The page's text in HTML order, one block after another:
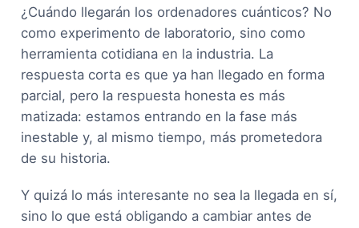
¿Cuándo llegarán los ordenadores cuánticos? No
como experimento de laboratorio, sino como
herramienta cotidiana en la industria. La
respuesta corta es que ya han llegado en forma
parcial, pero la respuesta honesta es más
matizada: estamos entrando en la fase más
inestable y, al mismo tiempo, más prometedora
de su historia.
Y quizá lo más interesante no sea la llegada en sí,
sino lo que está obligando a cambiar antes de